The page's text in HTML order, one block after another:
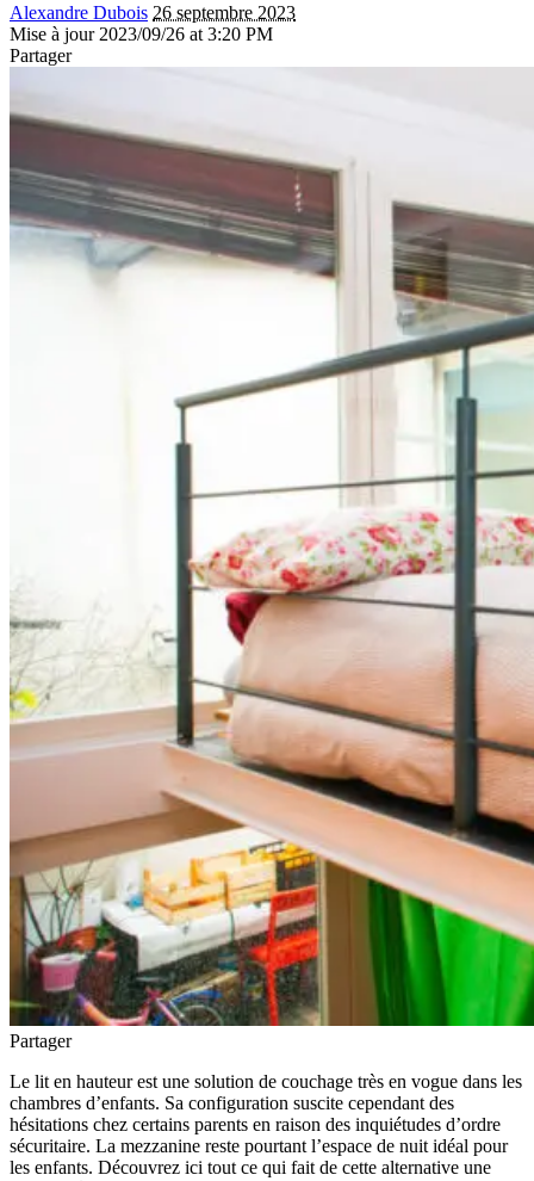
Alexandre Dubois 26 septembre 2023
Mise à jour 2023/09/26 at 3:20 PM
Partager
Partager
Le lit en hauteur est une solution de couchage très en vogue dans les
chambres d’enfants. Sa configuration suscite cependant des
hésitations chez certains parents en raison des inquiétudes d’ordre
sécuritaire. La mezzanine reste pourtant l’espace de nuit idéal pour
les enfants. Découvrez ici tout ce qui fait de cette alternative une